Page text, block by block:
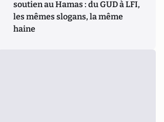
soutien au Hamas : du GUD à LFI,
les mêmes slogans, la même
haine